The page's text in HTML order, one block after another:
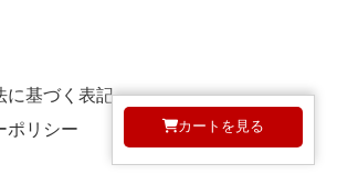
カートを見る
に基づく表記
ポリシー